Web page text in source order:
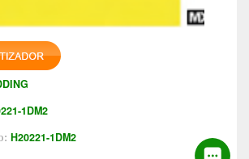
1DM2
H20221-1DM2